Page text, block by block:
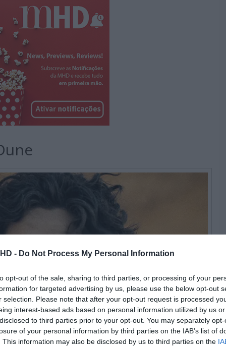
- Do Not Process My Personal Information
opt-out of the sale, sharing to third parties, or processing of your
for targeted advertising by us, please use the below opt-out
selection. Please note that after your opt-out request is processed
interest-based ads based on personal information utilized by us
to third parties prior to your opt-out. You may separately
of your personal information by third parties on the IAB’s list of
This information may also be disclosed by us to third parties on the